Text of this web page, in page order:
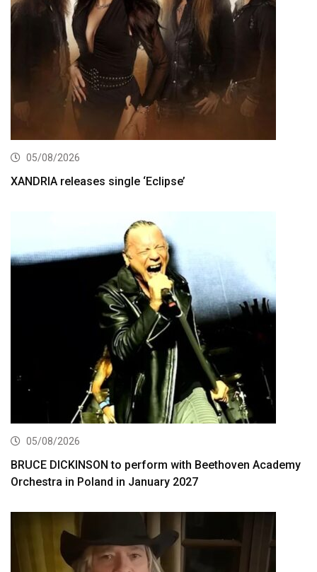
05/08/2026
XANDRIA releases single ‘Eclipse’
05/08/2026
BRUCE DICKINSON to perform with Beethoven Academy
Orchestra in Poland in January 2027